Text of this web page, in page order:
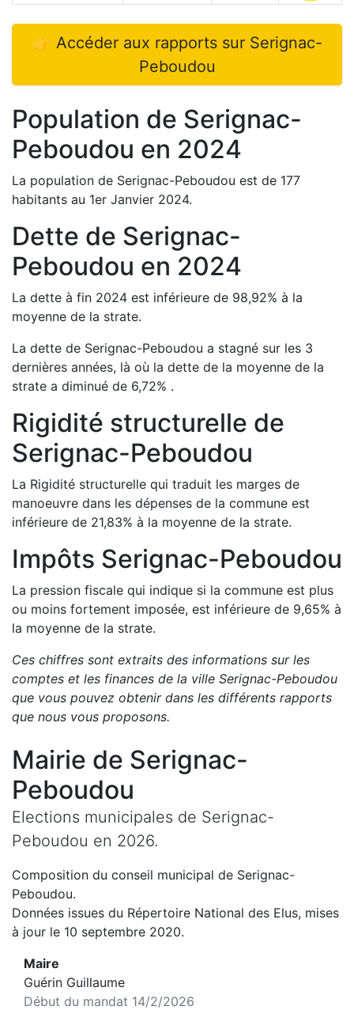
👉 Accéder aux rapports sur Serignac-
Peboudou
Population de Serignac-
Peboudou en 2024
La population de Serignac-Peboudou est de 177
habitants au 1er Janvier 2024.
Dette de Serignac-
Peboudou en 2024
La dette à fin 2024 est inférieure de 98,92% à la
moyenne de la strate.
La dette de Serignac-Peboudou a stagné sur les 3
dernières années, là où la dette de la moyenne de la
strate a diminué de 6,72% .
Rigidité structurelle de
Serignac-Peboudou
La Rigidité structurelle qui traduit les marges de
manoeuvre dans les dépenses de la commune est
inférieure de 21,83% à la moyenne de la strate.
Impôts Serignac-Peboudou
La pression fiscale qui indique si la commune est plus
ou moins fortement imposée, est inférieure de 9,65% à
la moyenne de la strate.
Ces chiffres sont extraits des informations sur les
comptes et les finances de la ville Serignac-Peboudou
que vous pouvez obtenir dans les différents rapports
que nous vous proposons.
Mairie de Serignac-
Peboudou
Elections municipales de Serignac-
Peboudou en 2026.
Composition du conseil municipal de Serignac-
Peboudou.
Données issues du Répertoire National des Elus, mises
à jour le 10 septembre 2020.
Maire
Guérin Guillaume
Début du mandat 14/2/2026